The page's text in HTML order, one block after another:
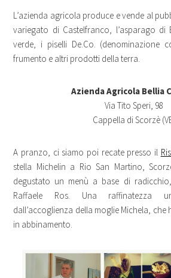
L’azienda agricola produce e vende al
variegato di Castelfranco, l’asparago di
verde, i piselli De.Co. (denominazione
frumento e altri prodotti della terra.
Azienda Agricola Bellia
Via Tito Speri, 98
Cappella di Scorzè
A pranzo, ci siamo poi recate presso il
stella Michelin a Rio San Martino,
degustato un menù a base di
Raffaele Ros. Una raffinatezza
dall’accoglienza della moglie Michela,
in abbinamento.